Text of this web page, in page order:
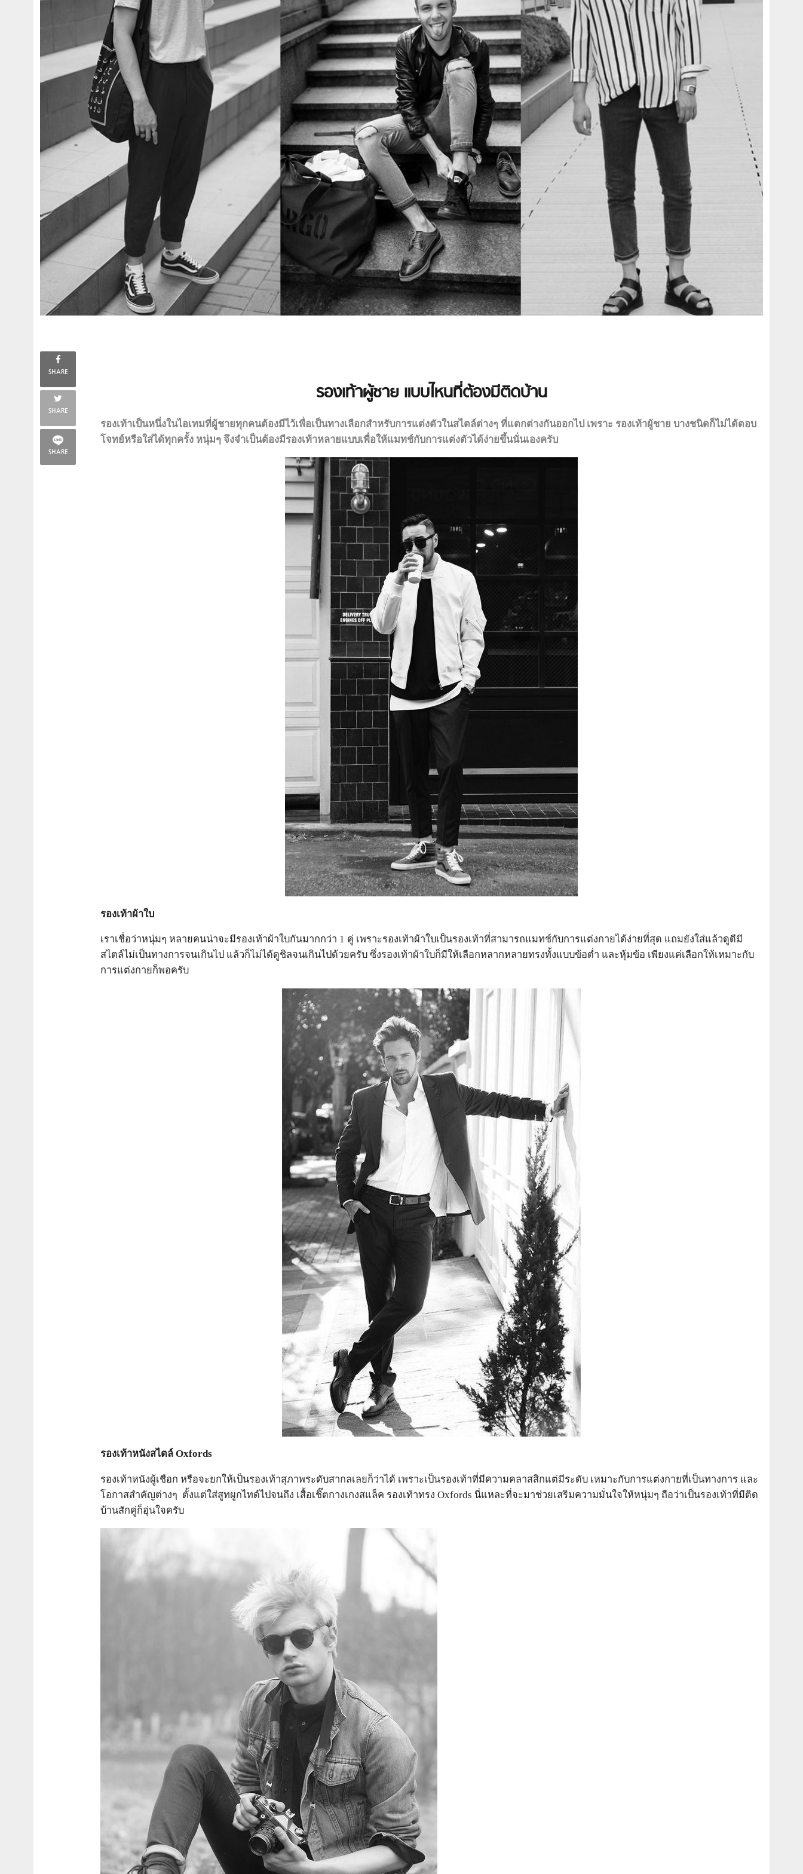
SHARE
SHARE
SHARE
รองเท้าผู้ชาย แบบไหนที่ต้องมีติดบ้าน
รองเท้าเป็นหนึ่งในไอเทมที่ผู้ชายทุกคนต้องมีไว้เพื่อเป็นทางเลือกสำหรับการแต่งตัวในสไตล์ต่างๆ ที่แตกต่างกันออกไป เพราะ รองเท้าผู้ชาย บางชนิดก็ไม่ได้ตอบ
โจทย์หรือใส่ได้ทุกครั้ง หนุ่มๆ จึงจำเป็นต้องมีรองเท้าหลายแบบเพื่อให้แมทช์กับการแต่งตัวได้ง่ายขึ้นนั่นเองครับ
รองเท้าผ้าใบ
เราเชื่อว่าหนุ่มๆ หลายคนน่าจะมีรองเท้าผ้าใบกันมากกว่า 1 คู่ เพราะรองเท้าผ้าใบเป็นรองเท้าที่สามารถแมทช์กับการแต่งกายได้ง่ายที่สุด แถมยังใส่แล้วดูดีมี
สไตล์ไม่เป็นทางการจนเกินไป แล้วก็ไม่ได้ดูชิลจนเกินไปด้วยครับ ซึ่งรองเท้าผ้าใบก็มีให้เลือกหลากหลายทรงทั้งแบบข้อต่ำ และหุ้มข้อ เพียงแค่เลือกให้เหมาะกับ
การแต่งกายก็พอครับ
รองเท้าหนังสไตล์ Oxfords
รองเท้าหนังผู้เชือก หรือจะยกให้เป็นรองเท้าสุภาพระดับสากลเลยก็ว่าได้ เพราะเป็นรองเท้าที่มีความคลาสสิกแต่มีระดับ เหมาะกับการแต่งกายที่เป็นทางการ และ
โอกาสสำคัญต่างๆ ตั้งแต่ใส่สูทผูกไทด์ไปจนถึง เสื้อเชิ๊ตกางเกงสแล็ค รองเท้าทรง Oxfords นี่แหละที่จะมาช่วยเสริมความมั่นใจให้หนุ่มๆ ถือว่าเป็นรองเท้าที่มีติด
บ้านสักคู่ก็อุ่นใจครับ